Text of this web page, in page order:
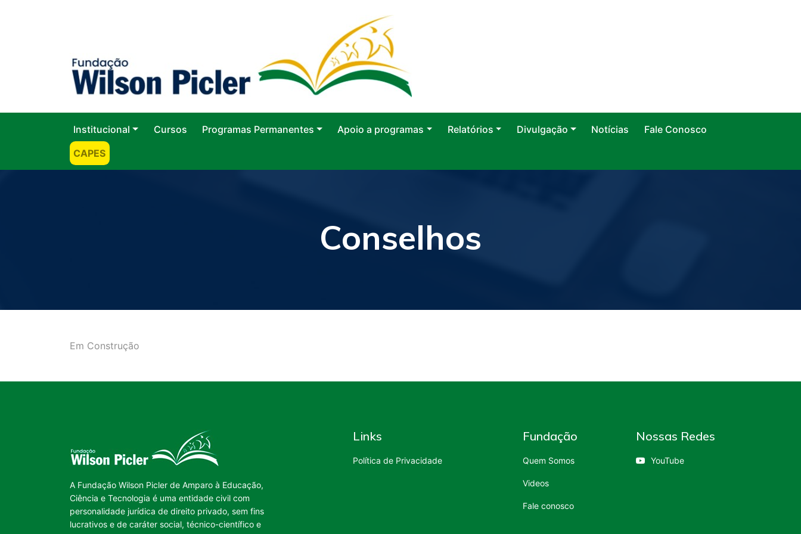
Institucional Cursos Programas Permanentes Apoio a programas Relatórios Divulgação Notícias
Fale Conosco
CAPES
Conselhos
Em Construção
A Fundação Wilson Picler de Amparo à Educação,
Ciência e Tecnologia é uma entidade civil com
personalidade jurídica de direito privado, sem fins
lucrativos e de caráter social, técnico-científico e
Links
Política de Privacidade
Fundação
Quem Somos
Videos
Fale conosco
Nossas Redes
YouTube